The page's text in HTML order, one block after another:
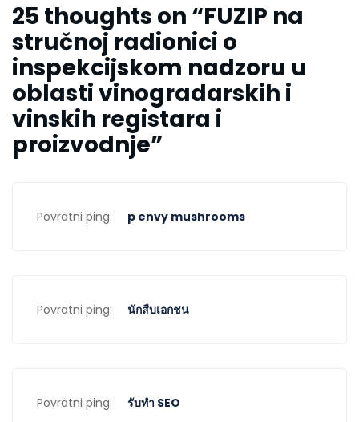
25 thoughts on “FUZIP na
stručnoj radionici o
inspekcijskom nadzoru u
oblasti vinogradarskih i
vinskih registara i
proizvodnje”
Povratni ping: p envy mushrooms
Povratni ping: นักสืบเอกชน
Povratni ping: รับทำ SEO